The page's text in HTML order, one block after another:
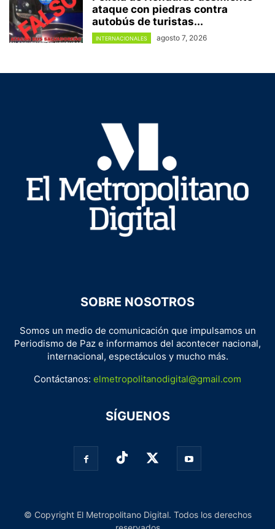
ataque con piedras contra
autobús de turistas...
INTERNACIONALES agosto 7, 2026
SOBRE NOSOTROS
Somos un medio de comunicación que impulsamos un
Periodismo de Paz e informamos del acontecer nacional,
internacional, espectáculos y mucho más.
Contáctanos: elmetropolitanodigital@gmail.com
SÍGUENOS
© Copyright El Metropolitano Digital. Todos los derechos